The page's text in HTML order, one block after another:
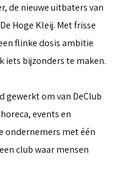
de nieuwe uitbaters van
Hoge Kleij. Met frisse
flinke dosis ambitie
iets bijzonders te maken.
gewerkt om van DeClub
events en
ondernemers met één
club waar mensen